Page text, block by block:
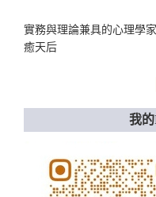
實務與理論兼具的心理學
癒天后
我